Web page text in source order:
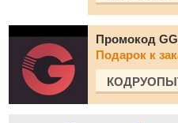
Промокод
Подарок к